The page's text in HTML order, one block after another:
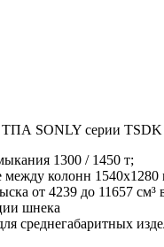
ТПА SONLY серии TSDK
1300 / 1450 т;
между колонн 1540х1280
от 4239 до 11657 см³
шнека
среднегабаритных